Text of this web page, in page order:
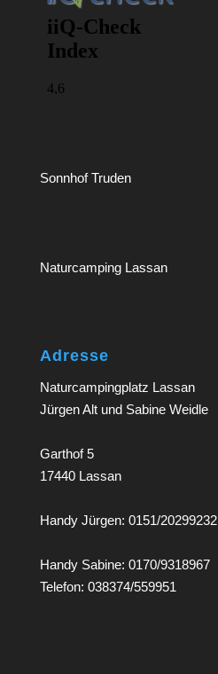
Sonnhof Truden
Naturcamping Lassan
Adresse
Naturcampingplatz Lassan
Jürgen Alt und Sabine Weidle
Garthof 5
17440 Lassan
Handy Jürgen: 0151/20299232
Handy Sabine: 0170/9318967
Telefon: 038374/559951